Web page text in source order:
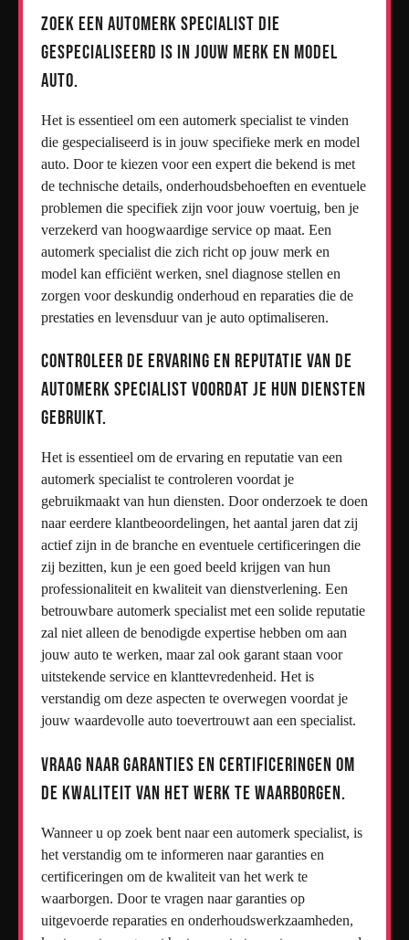
Zoek een automerk specialist die
gespecialiseerd is in jouw merk en model
auto.
Het is essentieel om een automerk specialist te vinden
die gespecialiseerd is in jouw specifieke merk en model
auto. Door te kiezen voor een expert die bekend is met
de technische details, onderhoudsbehoeften en eventuele
problemen die specifiek zijn voor jouw voertuig, ben je
verzekerd van hoogwaardige service op maat. Een
automerk specialist die zich richt op jouw merk en
model kan efficiënt werken, snel diagnose stellen en
zorgen voor deskundig onderhoud en reparaties die de
prestaties en levensduur van je auto optimaliseren.
Controleer de ervaring en reputatie van de
automerk specialist voordat je hun diensten
gebruikt.
Het is essentieel om de ervaring en reputatie van een
automerk specialist te controleren voordat je
gebruikmaakt van hun diensten. Door onderzoek te doen
naar eerdere klantbeoordelingen, het aantal jaren dat zij
actief zijn in de branche en eventuele certificeringen die
zij bezitten, kun je een goed beeld krijgen van hun
professionaliteit en kwaliteit van dienstverlening. Een
betrouwbare automerk specialist met een solide reputatie
zal niet alleen de benodigde expertise hebben om aan
jouw auto te werken, maar zal ook garant staan voor
uitstekende service en klanttevredenheid. Het is
verstandig om deze aspecten te overwegen voordat je
jouw waardevolle auto toevertrouwt aan een specialist.
Vraag naar garanties en certificeringen om
de kwaliteit van het werk te waarborgen.
Wanneer u op zoek bent naar een automerk specialist, is
het verstandig om te informeren naar garanties en
certificeringen om de kwaliteit van het werk te
waarborgen. Door te vragen naar garanties op
uitgevoerde reparaties en onderhoudswerkzaamheden,